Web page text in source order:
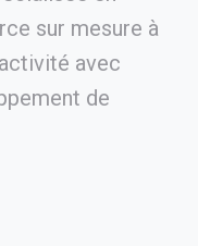
sur mesure à
avec
de